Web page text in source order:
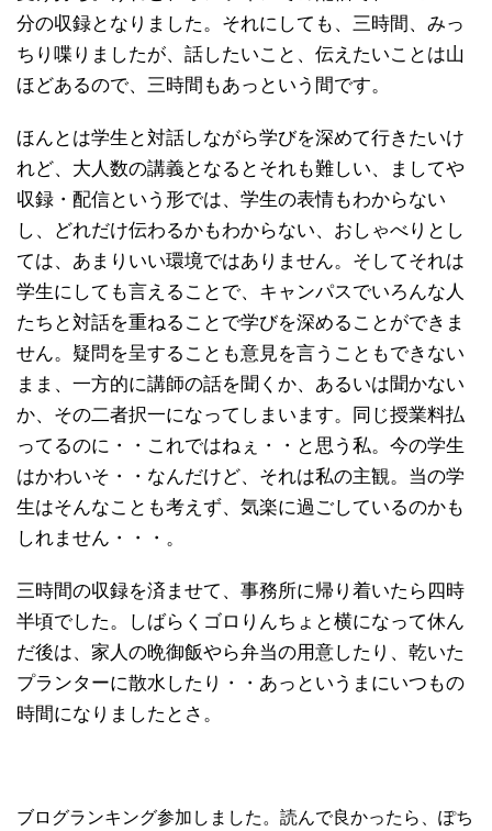
分の収録となりました。それにしても、三時間、みっ
ちり喋りましたが、話したいこと、伝えたいことは山
ほどあるので、三時間もあっという間です。
ほんとは学生と対話しながら学びを深めて行きたいけ
れど、大人数の講義となるとそれも難しい、ましてや
収録・配信という形では、学生の表情もわからない
し、どれだけ伝わるかもわからない、おしゃべりとし
ては、あまりいい環境ではありません。そしてそれは
学生にしても言えることで、キャンパスでいろんな人
たちと対話を重ねることで学びを深めることができま
せん。疑問を呈することも意見を言うこともできない
まま、一方的に講師の話を聞くか、あるいは聞かない
か、その二者択一になってしまいます。同じ授業料払
ってるのに・・これではねぇ・・と思う私。今の学生
はかわいそ・・なんだけど、それは私の主観。当の学
生はそんなことも考えず、気楽に過ごしているのかも
しれません・・・。
三時間の収録を済ませて、事務所に帰り着いたら四時
半頃でした。しばらくゴロりんちょと横になって休ん
だ後は、家人の晩御飯やら弁当の用意したり、乾いた
プランターに散水したり・・あっというまにいつもの
時間になりましたとさ。
ブログランキング参加しました。読んで良かったら、ぽち